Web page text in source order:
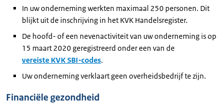
In uw onderneming werkten maximaal 250 personen. Dit
blijkt uit de inschrijving in het KVK Handelsregister.
De hoofd- of een nevenactiviteit van uw onderneming is op
15 maart 2020 geregistreerd onder een van de
vereiste KVK SBI-codes.
Uw onderneming verklaart geen overheidsbedrijf te zijn.
Financiële gezondheid